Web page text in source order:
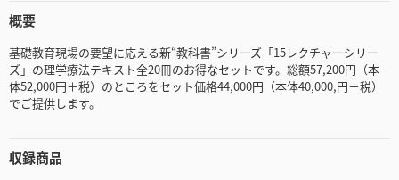
概要
基礎教育現場の要望に応える新“教科書”シリーズ「15レクチャーシリー
ズ」の理学療法テキスト全20冊のお得なセットです。総額57,200円（本
体52,000円＋税）のところをセット価格44,000円（本体40,000,円＋税）
でご提供します。
収録商品